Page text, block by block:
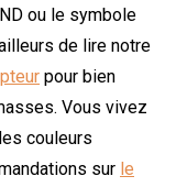
ou le symbole
de lire notre
pour bien
Vous vivez
couleurs
sur le